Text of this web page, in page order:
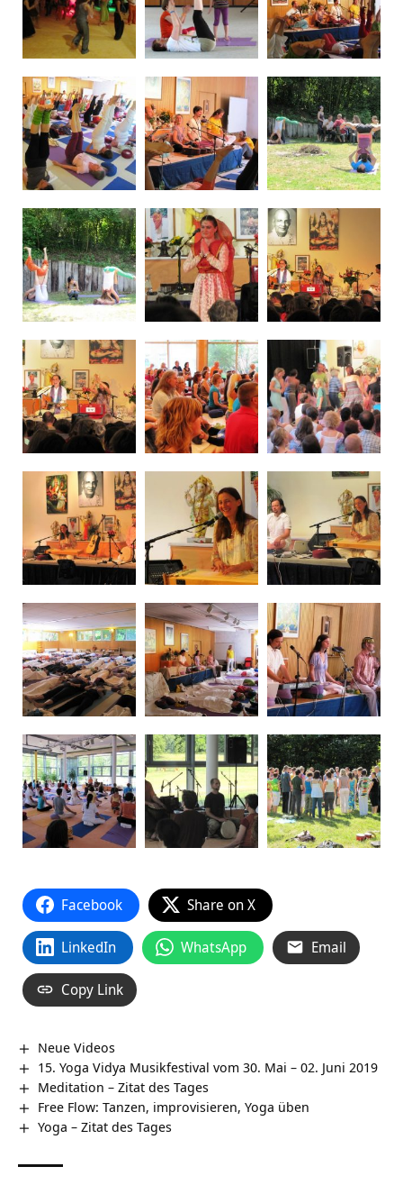
Facebook Share on X
LinkedIn WhatsApp Email
Copy Link
Neue Videos
15. Yoga Vidya Musikfestival vom 30. Mai – 02. Juni 2019
Meditation – Zitat des Tages
Free Flow: Tanzen, improvisieren, Yoga üben
Yoga – Zitat des Tages